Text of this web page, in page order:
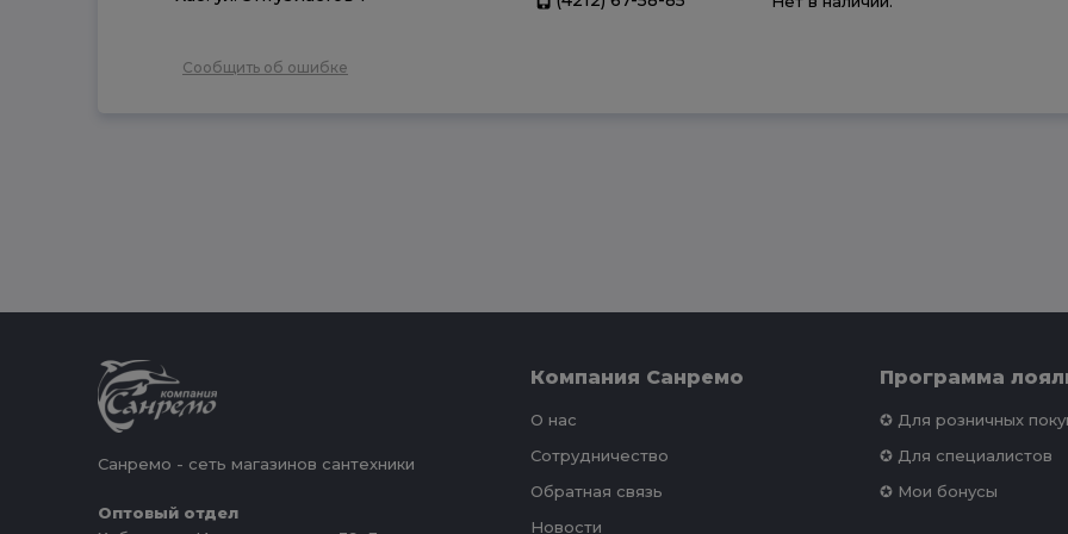
Сообщить об ошибке
Санремо - сеть магазинов сантехники
Оптовый отдел
Компания Санремо
О нас
Сотрудничество
Обратная связь
Новости
Программа
✪ Для розничных
✪ Для специалистов
✪ Мои бонусы